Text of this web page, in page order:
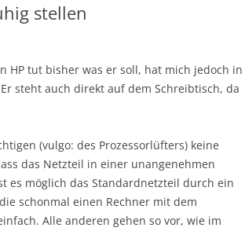
stellen
HP tut bisher was er soll, hat mich jedoch in
steht auch direkt auf dem Schreibtisch, da
(vulgo: des Prozessorlüfters) keine
das Netzteil in einer unangenehmen
es möglich das Standardnetzteil durch ein
schonmal einen Rechner mit dem
Alle anderen gehen so vor, wie im